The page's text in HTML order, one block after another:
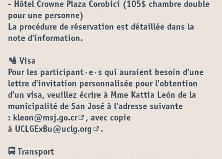
- Hôtel Crowne Plaza Corobicí (105$ chambre double
pour une personne)
La procédure de réservation est détaillée dans la
note d'information.
🛂 Visa
Pour les participant·e·s qui auraient besoin d'une
lettre d'invitation personnalisée pour l'obtention
d'un visa, veuillez écrire à Mme Kattia León de la
municipalité de San José à l'adresse suivante
: kleon@msj.go.cr
(S'ouvre dans un nouvel onglet)
, avec copie
à UCLGExBu@uclg.org .
🚍 Transport